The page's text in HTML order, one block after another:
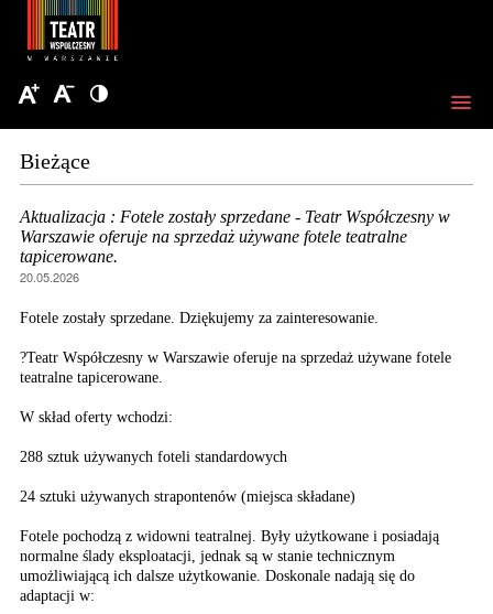
Bieżące
Aktualizacja : Fotele zostały sprzedane - Teatr Współczesny w
Warszawie oferuje na sprzedaż używane fotele teatralne
tapicerowane.
20.05.2026
Fotele zostały sprzedane. Dziękujemy za zainteresowanie.
?Teatr Współczesny w Warszawie oferuje na sprzedaż używane fotele
teatralne tapicerowane.
W skład oferty wchodzi:
288 sztuk używanych foteli standardowych
24 sztuki używanych strapontenów (miejsca składane)
Fotele pochodzą z widowni teatralnej. Były użytkowane i posiadają
normalne ślady eksploatacji, jednak są w stanie technicznym
umożliwiającą ich dalsze użytkowanie. Doskonale nadają się do
adaptacji w: